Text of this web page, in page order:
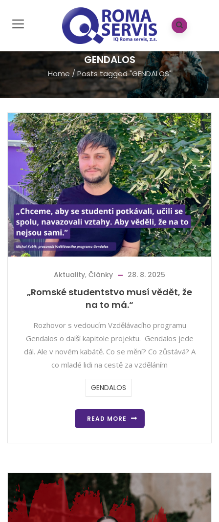
GENDALOS
Home / Posts tagged "GENDALOS"
Aktuality, Články 28. 8. 2025
„Romské studentstvo musí vědět, že
na to má.“
Rozhovor s vedoucím Vzdělávacího programu
Gendalos o další kapitole projektu. Gendalos jede
dál. Ale v novém kabátě. Co se mění? Co zůstává? A
co mladé lidi na cestě za vzděláním
GENDALOS
READ MORE